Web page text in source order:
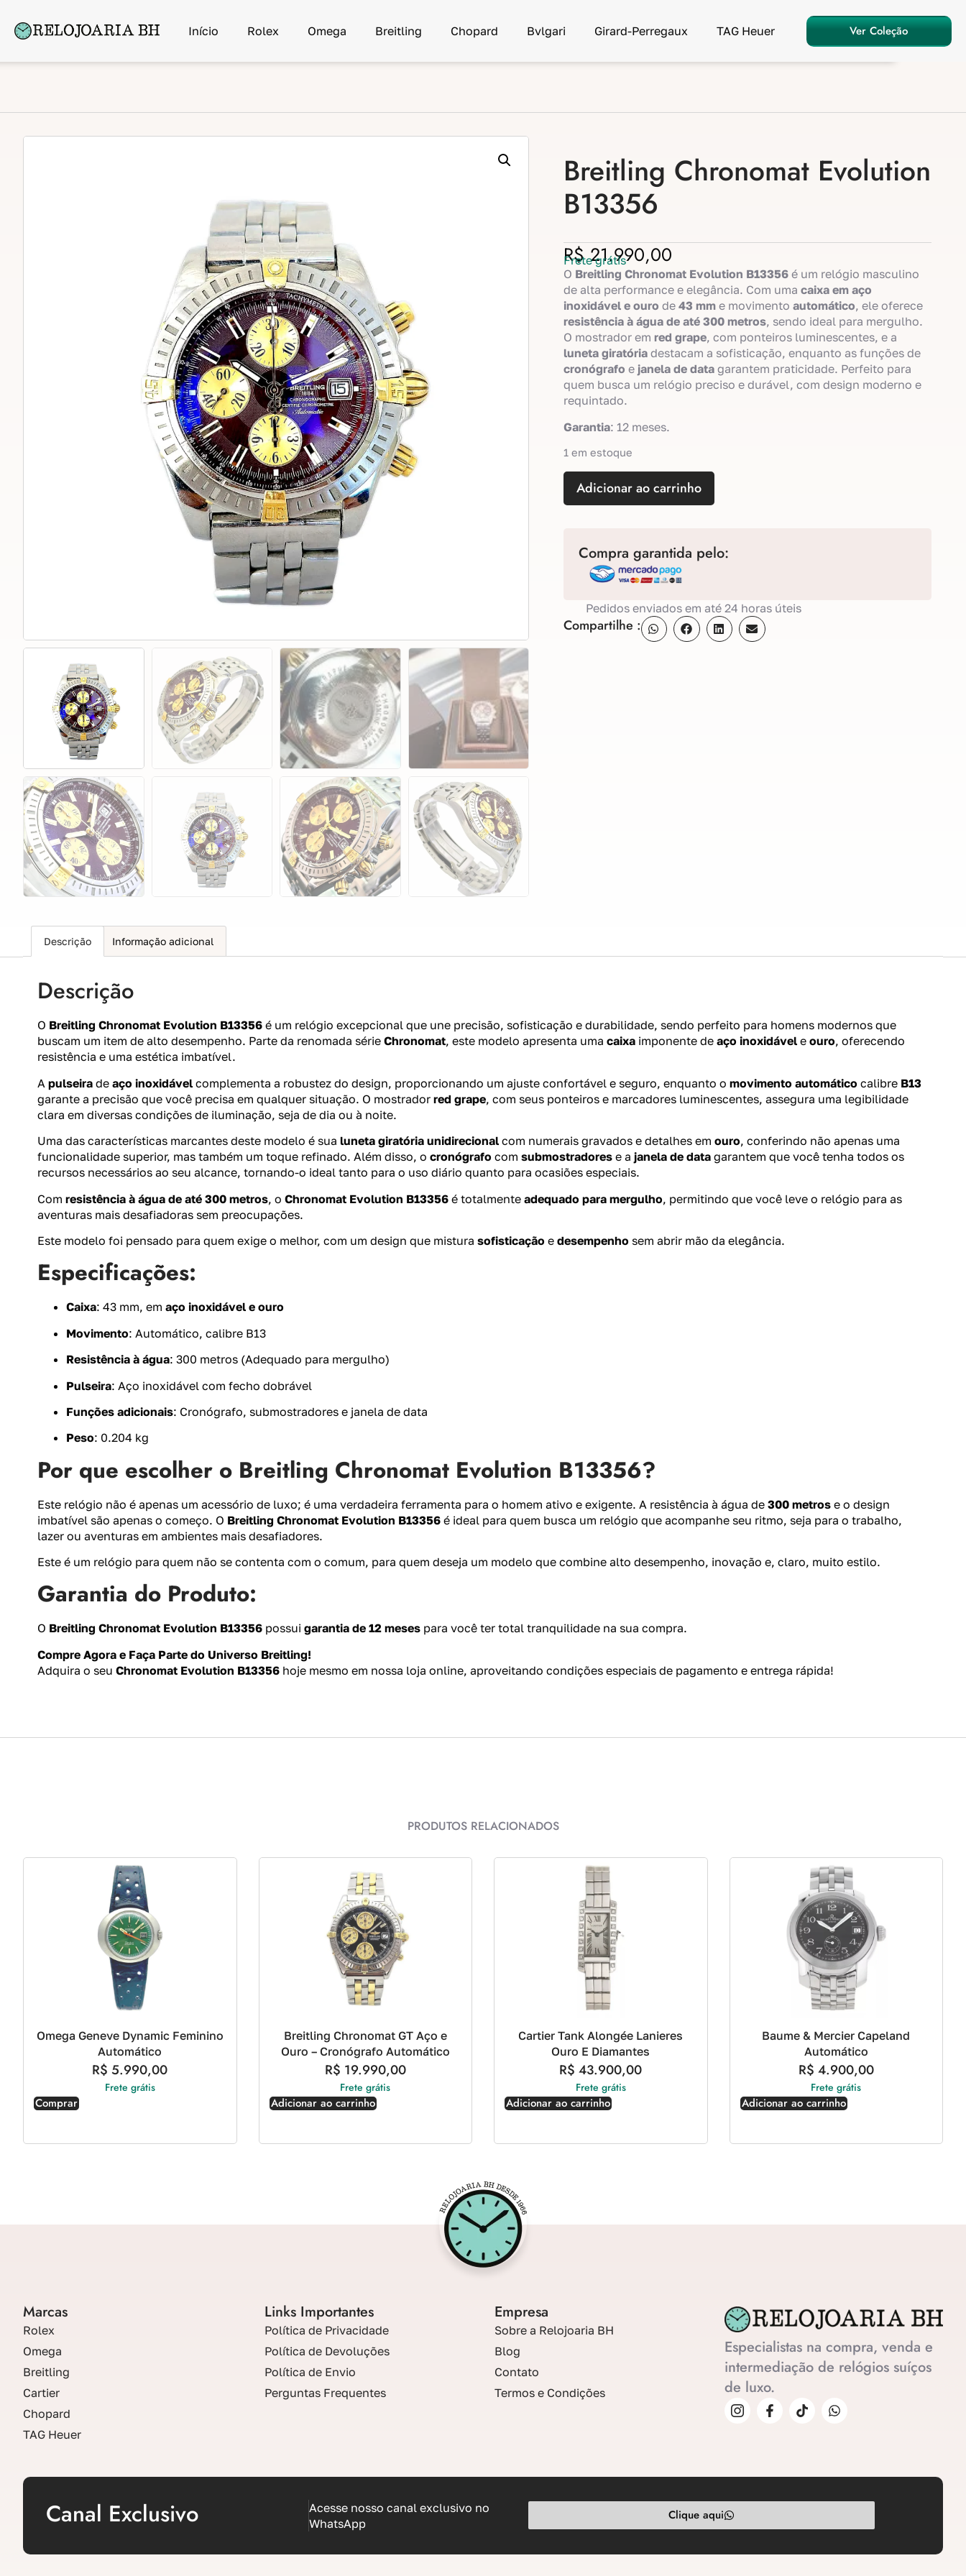
Início Rolex Omega Breitling Chopard Bvlgari Girard-Perregaux TAG Heuer Ver Coleção
Breitling Chronomat Evolution
B13356
R$21.990,00
Frete grátis
O Breitling Chronomat Evolution B13356 é um relógio masculino
de alta performance e elegância. Com uma caixa em aço
inoxidável e ouro de 43 mm e movimento automático, ele oferece
resistência à água de até 300 metros, sendo ideal para mergulho.
O mostrador em red grape, com ponteiros luminescentes, e a
luneta giratória destacam a sofisticação, enquanto as funções de
cronógrafo e janela de data garantem praticidade. Perfeito para
quem busca um relógio preciso e durável, com design moderno e
requintado.
Garantia: 12 meses.
1 em estoque
Adicionar ao carrinho
Compra garantida pelo:
Pedidos enviados em até 24 horas úteis
Compartilhe :
Descrição Informação adicional
Descrição
O Breitling Chronomat Evolution B13356 é um relógio excepcional que une precisão, sofisticação e durabilidade, sendo perfeito para homens modernos que
buscam um item de alto desempenho. Parte da renomada série Chronomat, este modelo apresenta uma caixa imponente de aço inoxidável e ouro, oferecendo
resistência e uma estética imbatível.
A pulseira de aço inoxidável complementa a robustez do design, proporcionando um ajuste confortável e seguro, enquanto o movimento automático calibre B13
garante a precisão que você precisa em qualquer situação. O mostrador red grape, com seus ponteiros e marcadores luminescentes, assegura uma legibilidade
clara em diversas condições de iluminação, seja de dia ou à noite.
Uma das características marcantes deste modelo é sua luneta giratória unidirecional com numerais gravados e detalhes em ouro, conferindo não apenas uma
funcionalidade superior, mas também um toque refinado. Além disso, o cronógrafo com submostradores e a janela de data garantem que você tenha todos os
recursos necessários ao seu alcance, tornando-o ideal tanto para o uso diário quanto para ocasiões especiais.
Com resistência à água de até 300 metros, o Chronomat Evolution B13356 é totalmente adequado para mergulho, permitindo que você leve o relógio para as
aventuras mais desafiadoras sem preocupações.
Este modelo foi pensado para quem exige o melhor, com um design que mistura sofisticação e desempenho sem abrir mão da elegância.
Especificações:
Caixa: 43 mm, em aço inoxidável e ouro
Movimento: Automático, calibre B13
Resistência à água: 300 metros (Adequado para mergulho)
Pulseira: Aço inoxidável com fecho dobrável
Funções adicionais: Cronógrafo, submostradores e janela de data
Peso: 0.204 kg
Por que escolher o Breitling Chronomat Evolution B13356?
Este relógio não é apenas um acessório de luxo; é uma verdadeira ferramenta para o homem ativo e exigente. A resistência à água de 300 metros e o design
imbatível são apenas o começo. O Breitling Chronomat Evolution B13356 é ideal para quem busca um relógio que acompanhe seu ritmo, seja para o trabalho,
lazer ou aventuras em ambientes mais desafiadores.
Este é um relógio para quem não se contenta com o comum, para quem deseja um modelo que combine alto desempenho, inovação e, claro, muito estilo.
Garantia do Produto:
O Breitling Chronomat Evolution B13356 possui garantia de 12 meses para você ter total tranquilidade na sua compra.
Compre Agora e Faça Parte do Universo Breitling!
Adquira o seu Chronomat Evolution B13356 hoje mesmo em nossa loja online, aproveitando condições especiais de pagamento e entrega rápida!
PRODUTOS RELACIONADOS
Omega Geneve Dynamic Feminino
Automático
R$ 5.990,00
Frete grátis
Comprar
Breitling Chronomat GT Aço e
Ouro – Cronógrafo Automático
R$ 19.990,00
Frete grátis
Adicionar ao carrinho
Cartier Tank Alongée Lanieres
Ouro E Diamantes
R$ 43.900,00
Frete grátis
Adicionar ao carrinho
Baume & Mercier Capeland
Automático
R$ 4.900,00
Frete grátis
Adicionar ao carrinho
Marcas
Rolex
Omega
Breitling
Cartier
Chopard
TAG Heuer
Links Importantes
Política de Privacidade
Política de Devoluções
Política de Envio
Perguntas Frequentes
Empresa
Sobre a Relojoaria BH
Blog
Contato
Termos e Condições
Especialistas na compra, venda e
intermediação de relógios suíços
de luxo.
Canal Exclusivo
Acesse nosso canal exclusivo no
WhatsApp
Clique aqui